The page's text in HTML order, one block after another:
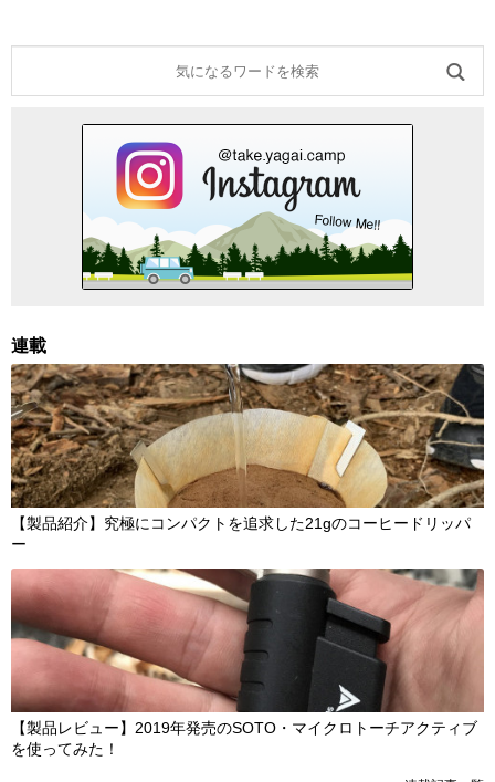
連載
【製品紹介】究極にコンパクトを追求した21gのコーヒードリッパ
ー
【製品レビュー】2019年発売のSOTO・マイクロトーチアクティブ
を使ってみた！